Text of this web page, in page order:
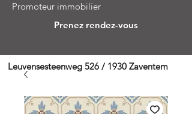
Promoteur immobilier
Prenez rendez-vous
Leuvensesteenweg 526 / 1930 Zaventem